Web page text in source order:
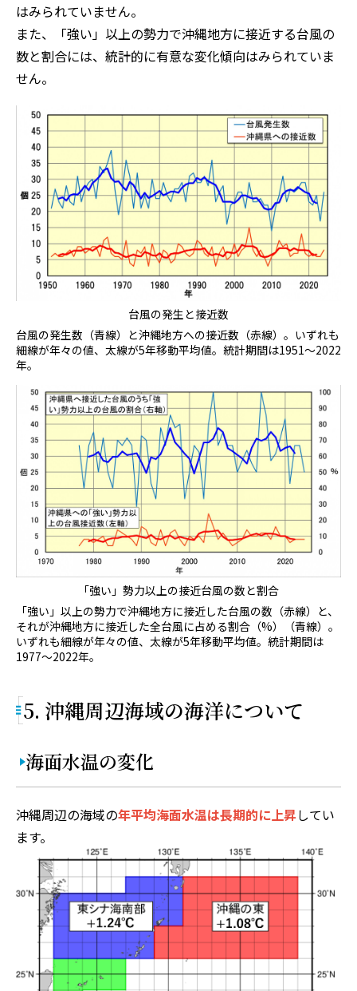
はみられていません。
また、「強い」以上の勢力で沖縄地方に接近する台風の
数と割合には、統計的に有意な変化傾向はみられていま
せん。
台風の発生と接近数
台風の発生数（青線）と沖縄地方への接近数（赤線）。いずれも
細線が年々の値、太線が5年移動平均値。統計期間は1951～2022
年。
「強い」勢力以上の接近台風の数と割合
「強い」以上の勢力で沖縄地方に接近した台風の数（赤線）と、
それが沖縄地方に接近した全台風に占める割合（%）（青線）。
いずれも細線が年々の値、太線が5年移動平均値。統計期間は
1977～2022年。
5. 沖縄周辺海域の海洋について
海面水温の変化
沖縄周辺の海域の年平均海面水温は長期的に上昇してい
ます。